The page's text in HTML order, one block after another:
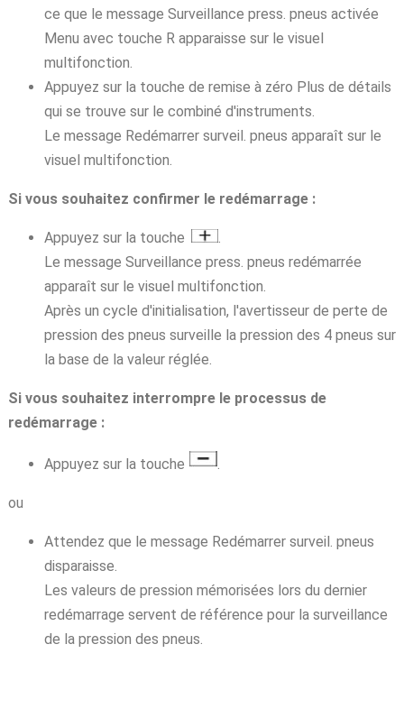
ce que le message Surveillance press. pneus activée
Menu avec touche R apparaisse sur le visuel
multifonction.
Appuyez sur la touche de remise à zéro Plus de détails
qui se trouve sur le combiné d'instruments.
Le message Redémarrer surveil. pneus apparaît sur le
visuel multifonction.
Si vous souhaitez confirmer le redémarrage :
Appuyez sur la touche
Le message Surveillance press. pneus redémarrée
apparaît sur le visuel multifonction.
Après un cycle d'initialisation, l'avertisseur de perte de
pression des pneus surveille la pression des 4 pneus sur
la base de la valeur réglée.
Si vous souhaitez interrompre le processus de
redémarrage :
Appuyez sur la touche .
ou
Attendez que le message Redémarrer surveil. pneus
disparaisse.
Les valeurs de pression mémorisées lors du dernier
redémarrage servent de référence pour la surveillance
de la pression des pneus.